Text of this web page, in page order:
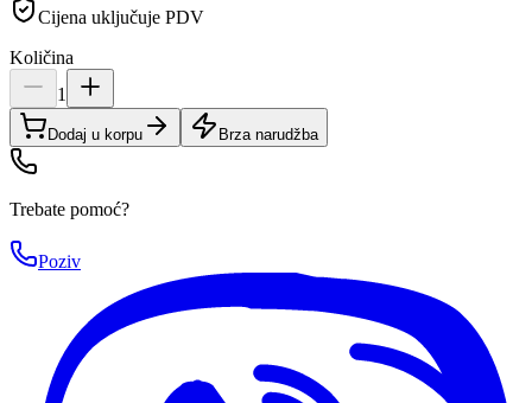
Cijena uključuje PDV
Količina
1
Dodaj u korpu Brza narudžba
Trebate pomoć?
Poziv